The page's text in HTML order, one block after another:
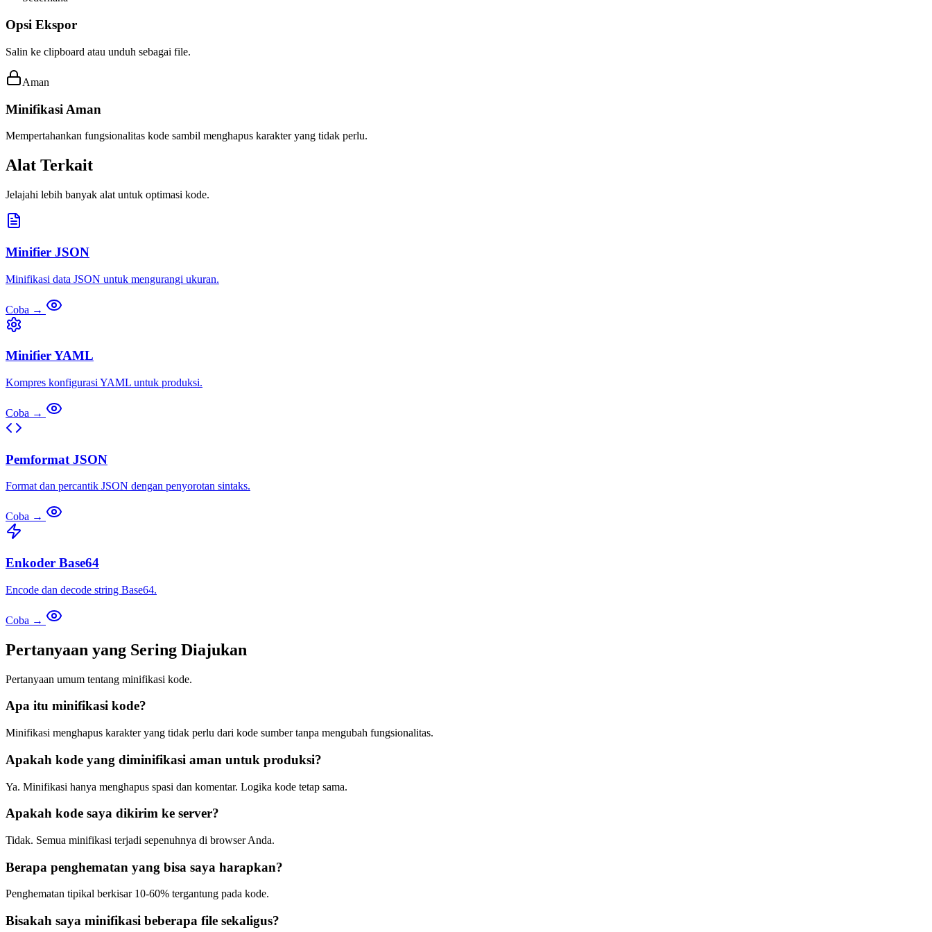
Opsi Ekspor
Salin ke clipboard atau unduh sebagai file.
Aman
Minifikasi Aman
Mempertahankan fungsionalitas kode sambil menghapus karakter yang tidak perlu.
Alat Terkait
Jelajahi lebih banyak alat untuk optimasi kode.
Minifier JSON
Minifikasi data JSON untuk mengurangi ukuran.
Coba →
Minifier YAML
Kompres konfigurasi YAML untuk produksi.
Coba →
Pemformat JSON
Format dan percantik JSON dengan penyorotan sintaks.
Coba →
Enkoder Base64
Encode dan decode string Base64.
Coba →
Pertanyaan yang Sering Diajukan
Pertanyaan umum tentang minifikasi kode.
Apa itu minifikasi kode?
Minifikasi menghapus karakter yang tidak perlu dari kode sumber tanpa mengubah fungsionalitas.
Apakah kode yang diminifikasi aman untuk produksi?
Ya. Minifikasi hanya menghapus spasi dan komentar. Logika kode tetap sama.
Apakah kode saya dikirim ke server?
Tidak. Semua minifikasi terjadi sepenuhnya di browser Anda.
Berapa penghematan yang bisa saya harapkan?
Penghematan tipikal berkisar 10-60% tergantung pada kode.
Bisakah saya minifikasi beberapa file sekaligus?